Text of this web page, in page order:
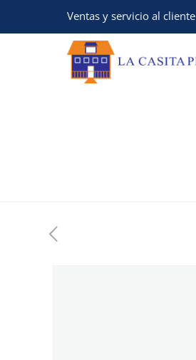
Ventas y servicio al cliente